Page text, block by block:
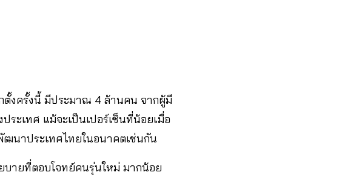
ตั้งครั้งนี้ มีประมาณ 4 ล้านคน จากผู้มี
ระเทศ แม้จะเป็นเปอร์เซ็นที่น้อยเมื่อ
นาประเทศไทยในอนาคตเช่นกัน
บายที่ตอบโจทย์คนรุ่นใหม่ มากน้อย